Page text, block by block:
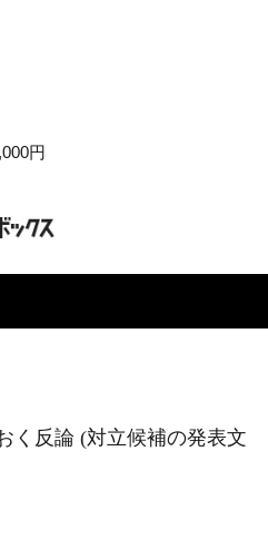
円
く反論 (対立候補の発表文